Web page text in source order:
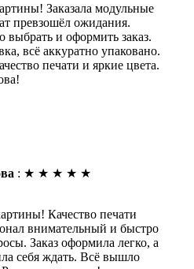
Заказала модульные
превзошёл ожидания.
выбрать и оформить заказ.
всё аккуратно упаковано.
печати и яркие цвета.
: ★ ★ ★ ★ ★
Качество печати
внимательный и быстро
Заказ оформила легко, а
себя ждать. Всё вышло